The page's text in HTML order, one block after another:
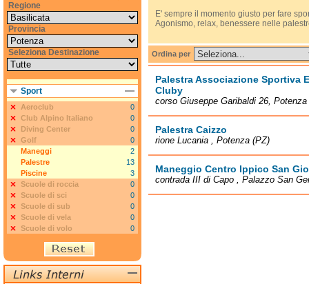
E' sempre il momento giusto per fare
Agonismo, relax, benessere nelle
Ordina per
Palestra Associazione Sportiva
Cluby
corso Giuseppe Garibaldi 26, Potenza
Palestra Caizzo
rione Lucania , Potenza (PZ)
Maneggio Centro Ippico San
contrada III di Capo , Palazzo San
Regione
Provincia
Seleziona Destinazione
Sport
Aeroclub
0
Club Alpino Italiano
0
Diving Center
0
Golf
0
Maneggi
2
Palestre
13
Piscine
3
Scuole di roccia
0
Scuole di sci
0
Scuole di sub
0
Scuole di vela
0
Scuole di volo
0